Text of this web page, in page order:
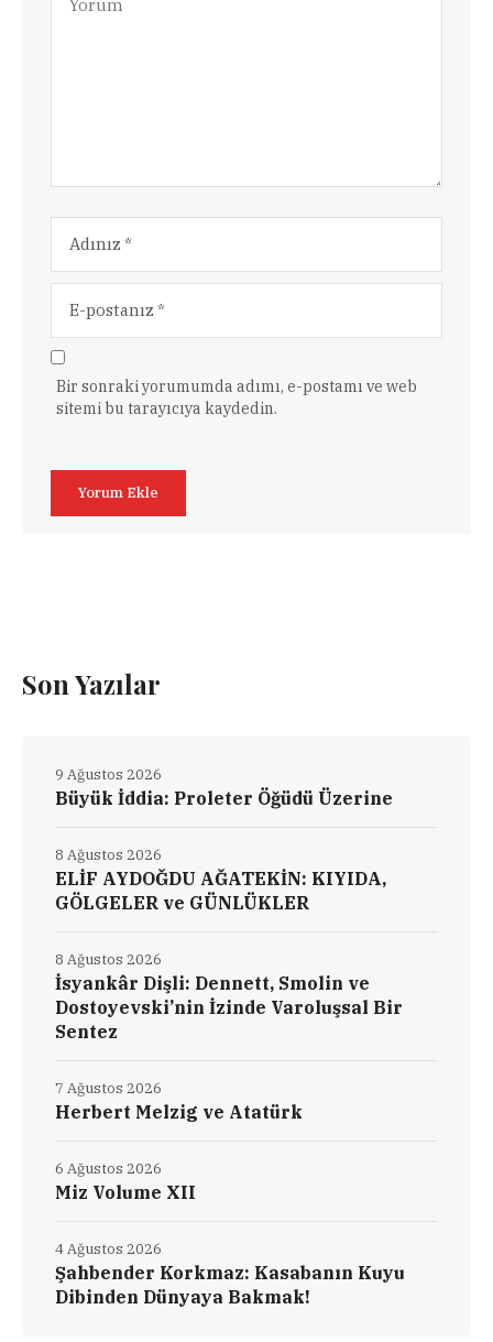
Bir sonraki yorumumda adımı, e-postamı ve web
sitemi bu tarayıcıya kaydedin.
Son Yazılar
Büyük İddia: Proleter Öğüdü Üzerine
9 Ağustos 2026
ELİF AYDOĞDU AĞATEKİN: KIYIDA,
GÖLGELER ve GÜNLÜKLER
8 Ağustos 2026
İsyankâr Dişli: Dennett, Smolin ve
Dostoyevski’nin İzinde Varoluşsal Bir
Sentez
8 Ağustos 2026
Herbert Melzig ve Atatürk
7 Ağustos 2026
Miz Volume XII
6 Ağustos 2026
Şahbender Korkmaz: Kasabanın Kuyu
Dibinden Dünyaya Bakmak!
4 Ağustos 2026